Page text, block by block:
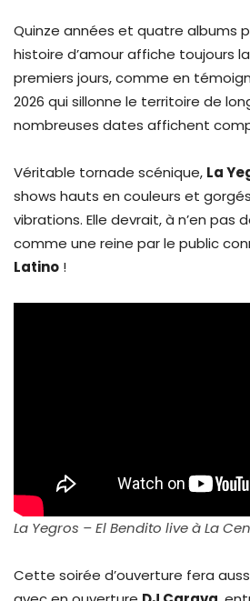
Quinze années et quatre albums
histoire d’amour affiche toujours
premiers jours, comme en
2026 qui sillonne le territoire de
nombreuses dates affichent
Véritable tornade scénique, La
shows hauts en couleurs et
vibrations. Elle devrait, à n’en pas
comme une reine par le public
Latino !
La Yegros – El Bendito live à La
Cette soirée d’ouverture fera